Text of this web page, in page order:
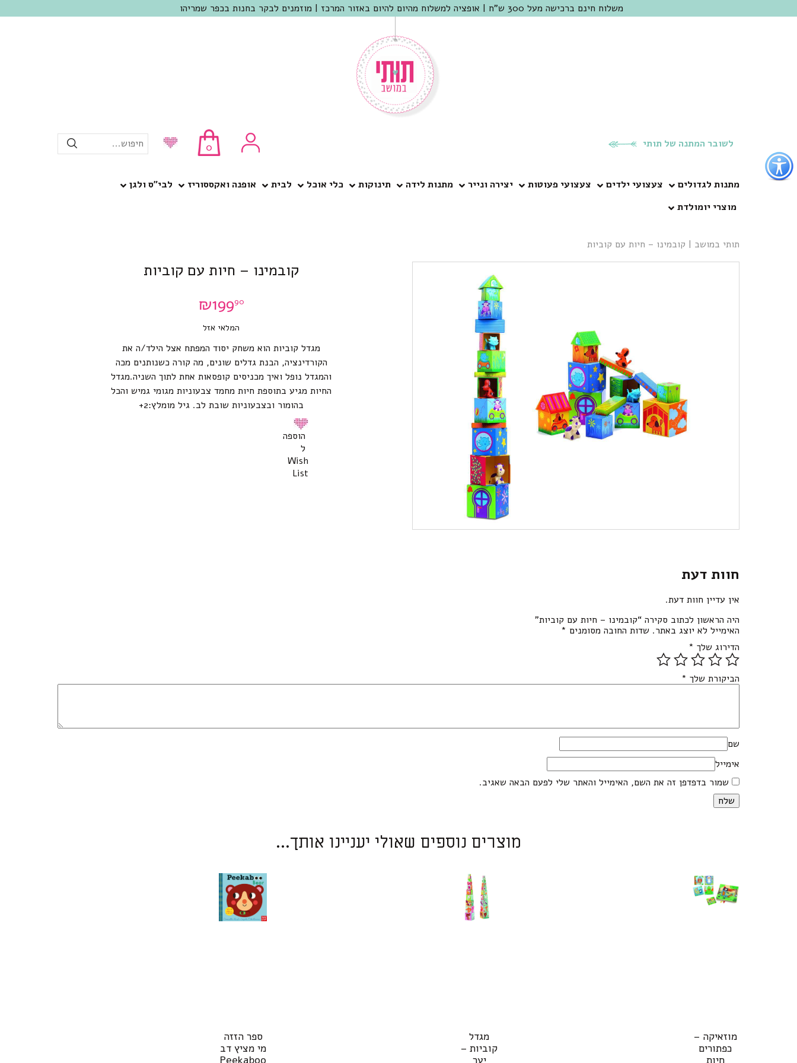
כפתור
לפתיחת
תפריט
נגישות
משלוח חינם ברכישה מעל 300 ש"ח | אופציה למשלוח מהיום להיום באזור המרכז | מוזמנים לבקר בחנות בכפר שמריהו
לשובר המתנה של תותי 0 חיפוש...
מתנות לגדולים צעצועי ילדים צעצועי פעוטות יצירה ונייר מתנות לידה תינוקות כלי אוכל לבית אופנה ואקססוריז
לבי”ס ולגן
מוצרי יומולדת
תותי במושב | קובמינו – חיות עם קוביות
קובמינו – חיות עם קוביות
₪19990
המלאי אזל
מגדל קוביות הוא משחק יסוד המפתח אצל הילד/ה את
הקורדינציה, הבנת גדלים שונים, מה קורה כשנותנים מכה
והמגדל נופל ואיך מכניסים קופסאות אחת לתוך השניה.מגדל
החיות מגיע בתוספת חיות מחמד צבעוניות מגומי גמיש והכל
בהומור ובצבעוניות שובת לב. גיל מומלץ:2+
הוספה
ל
Wish
List
חוות דעת
אין עדיין חוות דעת.
היה הראשון לכתוב סקירה “קובמינו – חיות עם קוביות”
האימייל לא יוצג באתר. שדות החובה מסומנים *
הדירוג שלך *
הביקורת שלך *
שם
אימייל
שמור בדפדפן זה את השם, האימייל והאתר שלי לפעם הבאה שאגיב.
מוצרים נוספים שאולי יעניינו אותך...
מוזאיקה –
כפתורים
חיות
מגדל
קוביות –
יער
ספר הזזה
מי מציץ דב
Peekaboo